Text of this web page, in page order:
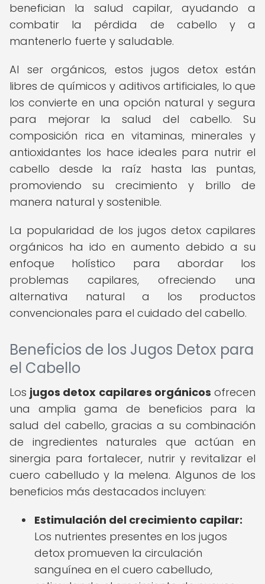
benefician la salud capilar, ayudando a
combatir la pérdida de cabello y a
mantenerlo fuerte y saludable.
Al ser orgánicos, estos jugos detox están
libres de químicos y aditivos artificiales, lo que
los convierte en una opción natural y segura
para mejorar la salud del cabello. Su
composición rica en vitaminas, minerales y
antioxidantes los hace ideales para nutrir el
cabello desde la raíz hasta las puntas,
promoviendo su crecimiento y brillo de
manera natural y sostenible.
La popularidad de los jugos detox capilares
orgánicos ha ido en aumento debido a su
enfoque holístico para abordar los
problemas capilares, ofreciendo una
alternativa natural a los productos
convencionales para el cuidado del cabello.
Beneficios de los Jugos Detox para
el Cabello
Los jugos detox capilares orgánicos ofrecen
una amplia gama de beneficios para la
salud del cabello, gracias a su combinación
de ingredientes naturales que actúan en
sinergia para fortalecer, nutrir y revitalizar el
cuero cabelludo y la melena. Algunos de los
beneficios más destacados incluyen:
Estimulación del crecimiento capilar:
Los nutrientes presentes en los jugos
detox promueven la circulación
sanguínea en el cuero cabelludo,